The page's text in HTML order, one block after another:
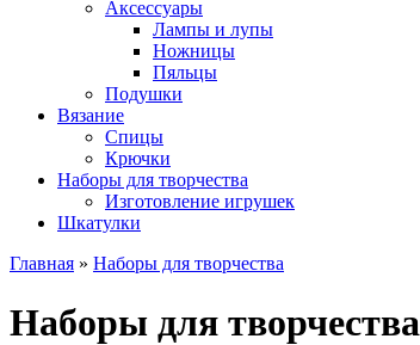
Аксессуары
Лампы и лупы
Ножницы
Пяльцы
Подушки
Вязание
Спицы
Крючки
Наборы для творчества
Изготовление игрушек
Шкатулки
Главная » Наборы для творчества
Наборы для творчества